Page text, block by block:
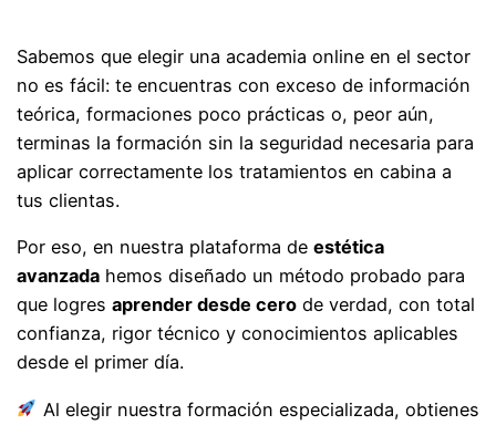
Sabemos que elegir una academia online en el sector
no es fácil: te encuentras con exceso de información
teórica, formaciones poco prácticas o, peor aún,
terminas la formación sin la seguridad necesaria para
aplicar correctamente los tratamientos en cabina a
tus clientas.
Por eso, en nuestra plataforma deestética
avanzada hemos diseñado un método probado para
que logresaprender desde cero de verdad, con total
confianza, rigor técnico y conocimientos aplicables
desde el primer día.
Al elegir nuestra formación especializada, obtienes